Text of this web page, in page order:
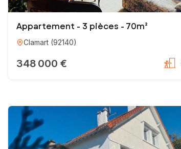
Appartement - 3 pièces - 70m²
Clamart (92140)
348 000 €